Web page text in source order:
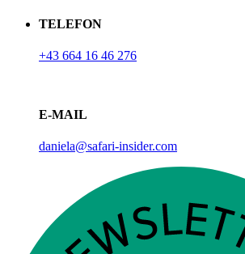
TELEFON
+43 664 16 46 276
E-MAIL
daniela@safari-insider.com